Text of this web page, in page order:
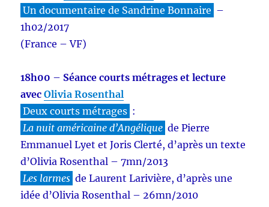
Un documentaire de Sandrine Bonnaire –
1h02/2017
(France – VF)
18h00 – Séance courts métrages et lecture
avecOlivia Rosenthal
Deux courts métrages :
La nuit américaine d’Angélique de Pierre
Emmanuel Lyet et Joris Clerté, d’après un texte
d’Olivia Rosenthal – 7mn/2013
Les larmes de Laurent Larivière, d’après une
idée d’Olivia Rosenthal – 26mn/2010